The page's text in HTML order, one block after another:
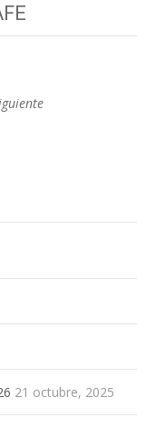
21 octubre, 2025